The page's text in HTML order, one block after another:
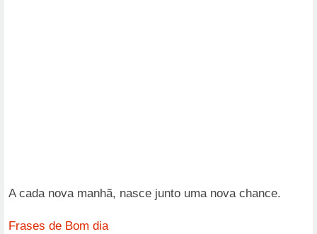
A cada nova manhã, nasce junto uma nova chance.
Frases de Bom dia